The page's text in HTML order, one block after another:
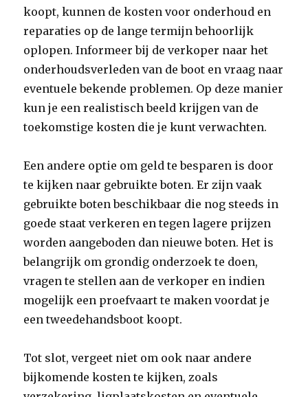
koopt, kunnen de kosten voor onderhoud en
reparaties op de lange termijn behoorlijk
oplopen. Informeer bij de verkoper naar het
onderhoudsverleden van de boot en vraag naar
eventuele bekende problemen. Op deze manier
kun je een realistisch beeld krijgen van de
toekomstige kosten die je kunt verwachten.
Een andere optie om geld te besparen is door
te kijken naar gebruikte boten. Er zijn vaak
gebruikte boten beschikbaar die nog steeds in
goede staat verkeren en tegen lagere prijzen
worden aangeboden dan nieuwe boten. Het is
belangrijk om grondig onderzoek te doen,
vragen te stellen aan de verkoper en indien
mogelijk een proefvaart te maken voordat je
een tweedehandsboot koopt.
Tot slot, vergeet niet om ook naar andere
bijkomende kosten te kijken, zoals